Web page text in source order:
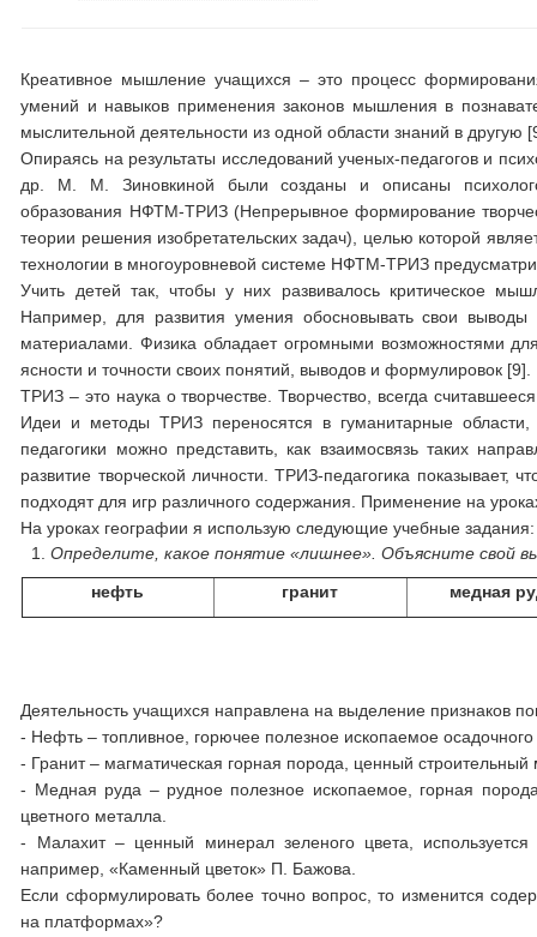
Креативное мышление учащихся – это процесс
умений и навыков применения законов мышления в
мыслительной деятельности из одной области знаний в другую
Опираясь на результаты исследований ученых-педагогов и
др. М. М. Зиновкиной были созданы и описаны психолого-
образования НФТМ-ТРИЗ (Непрерывное формирование
теории решения изобретательских задач), целью которой
технологии в многоуровневой системе НФТМ-ТРИЗ
Учить детей так, чтобы у них развивалось критическое
Например, для развития умения обосновывать свои
материалами. Физика обладает огромными возможностями
ясности и точности своих понятий, выводов и формулировок [9].
ТРИЗ – это наука о творчестве. Творчество, всегда
Идеи и методы ТРИЗ переносятся в гуманитарные
педагогики можно представить, как взаимосвязь таких
развитие творческой личности. ТРИЗ-педагогика
подходят для игр различного содержания. Применение на
На уроках географии я использую следующие учебные задания:
Определите, какое понятие «лишнее». Объясните свой
нефть
гранит медная
Деятельность учащихся направлена на выделение признаков
- Нефть – топливное, горючее полезное ископаемое
- Гранит – магматическая горная порода, ценный
- Медная руда – рудное полезное ископаемое, горная
цветного металла.
- Малахит – ценный минерал зеленого цвета,
например, «Каменный цветок» П. Бажова.
Если сформулировать более точно вопрос, то изменится
на платформах»?